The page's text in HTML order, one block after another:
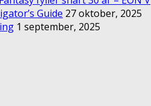
Guide 27 oktober, 2025
1 september, 2025